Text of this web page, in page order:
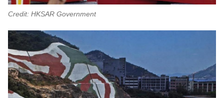
Credit: HKSAR Government